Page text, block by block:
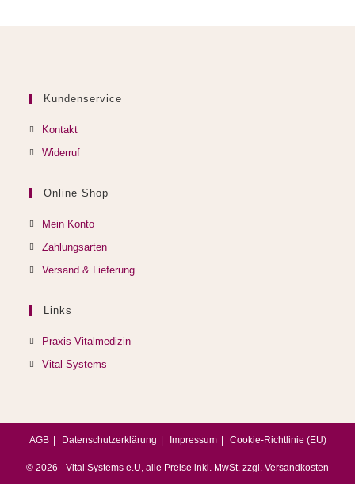
Kundenservice
Kontakt
Widerruf
Online Shop
Mein Konto
Zahlungsarten
Versand & Lieferung
Links
Praxis VitalmedizinOpens
Vital Systems
new
tab
AGB Datenschutzerklärung Impressum Cookie-Richtlinie (EU)
© 2026 - Vital Systems e.U, alle Preise inkl. MwSt. zzgl. Versandkosten